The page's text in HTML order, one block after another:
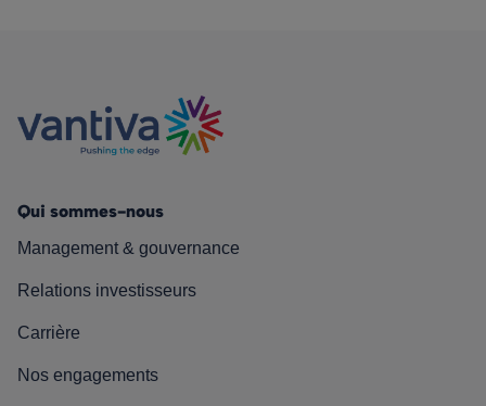
Qui sommes-nous
Management & gouvernance
Relations investisseurs
Carrière
Nos engagements